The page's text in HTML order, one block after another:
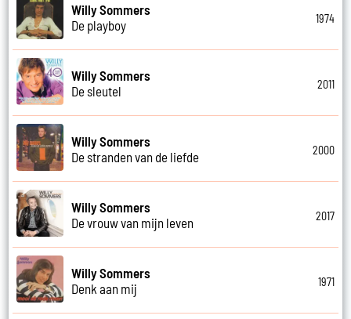
Willy Sommers
De playboy
1974
Willy Sommers
De sleutel
2011
Willy Sommers
De stranden van de liefde
2000
Willy Sommers
De vrouw van mijn leven
2017
Willy Sommers
Denk aan mij
1971